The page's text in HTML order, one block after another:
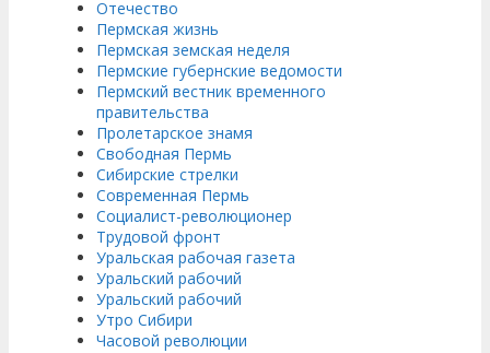
Отечество
Пермская жизнь
Пермская земская неделя
Пермские губернские ведомости
Пермский вестник временного
правительства
Пролетарское знамя
Свободная Пермь
Сибирские стрелки
Современная Пермь
Социалист-революционер
Трудовой фронт
Уральская рабочая газета
Уральский рабочий
Уральский рабочий
Утро Сибири
Часовой революции